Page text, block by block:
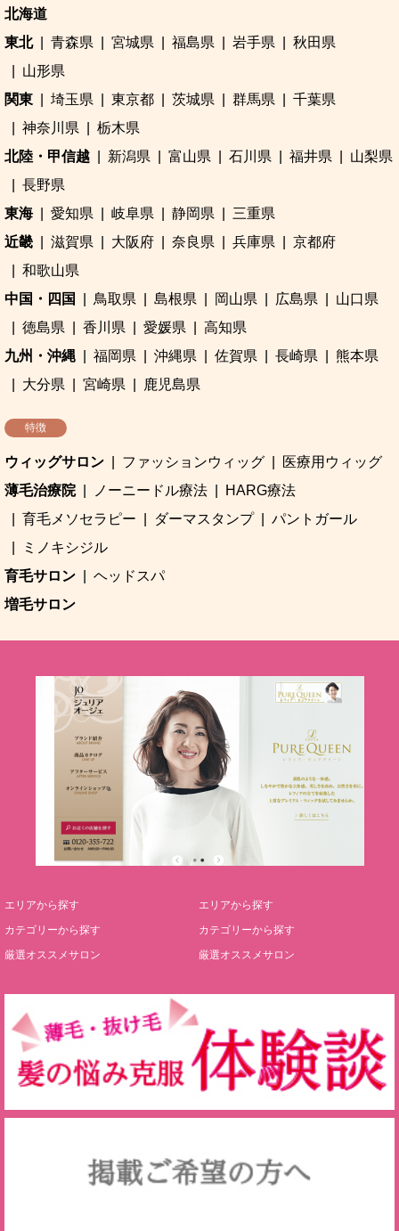
北海道
東北
青森県 宮城県 福島県 岩手県
秋田県
山形県
関東
埼玉県 東京都 茨城県 群馬県
千葉県
神奈川県
栃木県
北陸・甲信越
新潟県 富山県 石川県 福井県
山梨県
長野県
東海
愛知県 岐阜県 静岡県
三重県
近畿
滋賀県 大阪府 奈良県 兵庫県
京都府
和歌山県
中国・四国
鳥取県 島根県 岡山県 広島県
山口県
徳島県
香川県 愛媛県
高知県
九州・沖縄
福岡県 沖縄県 佐賀県 長崎県
熊本県
大分県
宮崎県 鹿児島県
特徴
ウィッグサロン ファッションウィッグ
医療用ウィッグ
薄毛治療院
ノーニードル療法
HARG療法
育毛メソセラピー
ダーマスタンプ
パントガール
ミノキシジル
育毛サロン
ヘッドスパ
増毛サロン
エリアから探す
カテゴリーから探す
厳選オススメサロン
エリアから探す
カテゴリーから探す
厳選オススメサロン